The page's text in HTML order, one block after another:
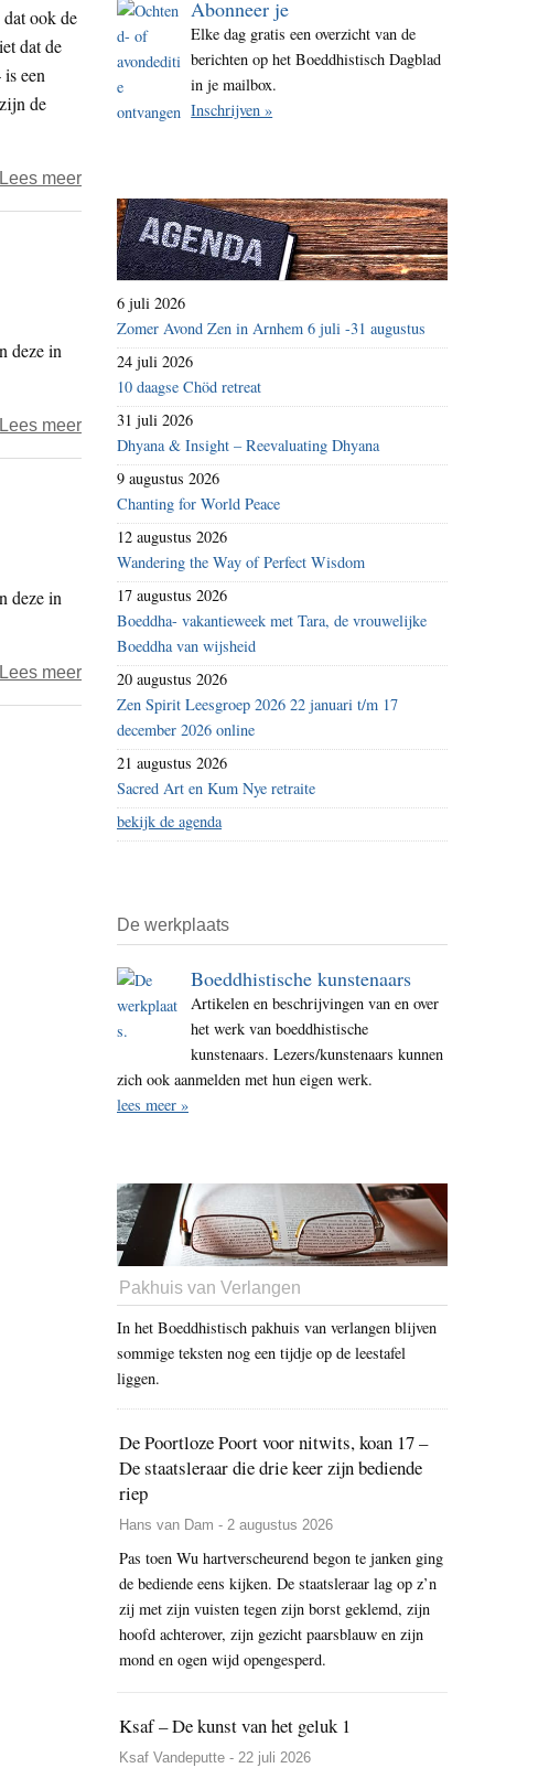
i
t
ook de
dat de
een
de
Lees meerover
Ronald
Hermsen
wankele
godzoeker
deze in
Lees meerover
wankele
godzoeker
deze in
Lees meerover
wankele
godzoeker
Abonneer je
Elke dag gratis een overzicht van de
berichten op het Boeddhistisch Dagblad
in je mailbox.
Inschrijven »
6 juli 2026
Zomer Avond Zen in Arnhem 6 juli -31 augustus
24 juli 2026
10 daagse Chöd retreat
31 juli 2026
Dhyana & Insight – Reevaluating Dhyana
9 augustus 2026
Chanting for World Peace
12 augustus 2026
Wandering the Way of Perfect Wisdom
17 augustus 2026
Boeddha- vakantieweek met Tara, de vrouwelijke
Boeddha van wijsheid
20 augustus 2026
Zen Spirit Leesgroep 2026 22 januari t/m 17
december 2026 online
21 augustus 2026
Sacred Art en Kum Nye retraite
bekijk de agenda
De werkplaats
Boeddhistische kunstenaars
Artikelen en beschrijvingen van en over
het werk van boeddhistische
kunstenaars. Lezers/kunstenaars kunnen
zich ook aanmelden met hun eigen werk.
lees meer »
Pakhuis van Verlangen
In het Boeddhistisch pakhuis van verlangen blijven
sommige teksten nog een tijdje op de leestafel
liggen.
De Poortloze Poort voor nitwits, koan 17 –
De staatsleraar die drie keer zijn bediende
riep
Hans van Dam - 2 augustus 2026
Pas toen Wu hartverscheurend begon te janken ging
de bediende eens kijken. De staatsleraar lag op z’n
zij met zijn vuisten tegen zijn borst geklemd, zijn
hoofd achterover, zijn gezicht paarsblauw en zijn
mond en ogen wijd opengesperd.
Ksaf – De kunst van het geluk 1
Ksaf Vandeputte - 22 juli 2026